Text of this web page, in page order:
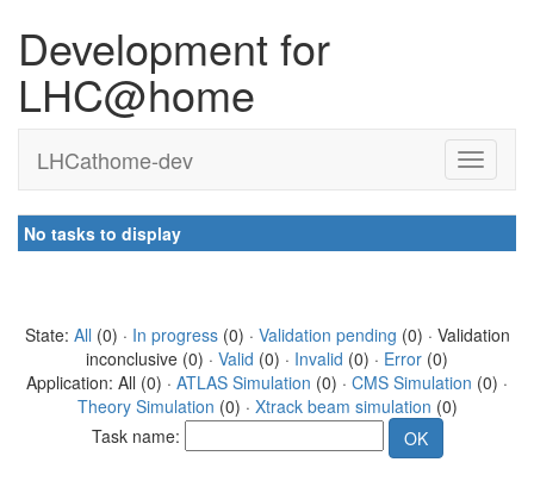
Development for
LHC@home
LHCathome-dev
No tasks to display
State: All (0) · In progress(0) · Validation pending (0) · Validation
inconclusive (0) · Valid (0) · Invalid (0) · Error (0)
Application: All (0) · ATLAS Simulation (0) · CMS Simulation (0) ·
Theory Simulation (0) · Xtrack beam simulation (0)
Task name: